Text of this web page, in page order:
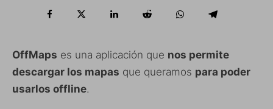
OffMaps es una aplicación que nos permite
descargar los mapas que queramos para poder
usarlos offline.